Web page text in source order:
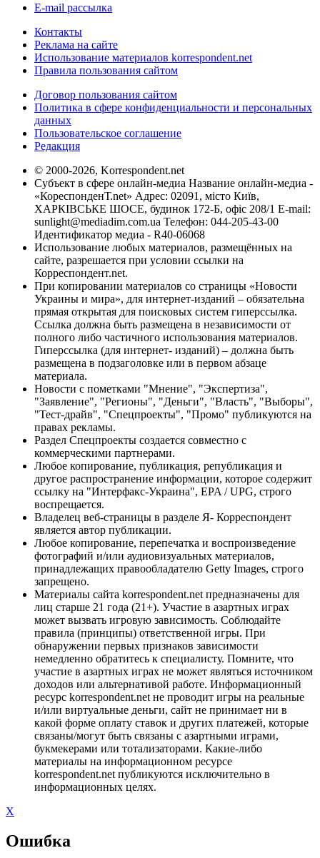
E-mail рассылка
Контакты
Реклама на сайте
Использование материалов korrespondent.net
Правила пользования сайтом
Договор пользования сайтом
Политика в сфере конфиденциальности и персональных
данных
Пользовательское соглашение
Редакция
© 2000-2026, Korrespondent.net
Субъект в сфере онлайн-медиа Название онлайн-медиа -
«КореспонденТ.net» Адрес: 02091, місто Київ,
ХАРКІВСЬКЕ ШОСЕ, будинок 172-Б, офіс 208/1 E-mail:
sunlight@mediadim.com.ua Телефон: 044-205-43-00
Идентификатор медиа - R40-06068
Использование любых материалов, размещённых на
сайте, разрешается при условии ссылки на
Корреспондент.net.
При копировании материалов со страницы «Новости
Украины и мира», для интернет-изданий – обязательна
прямая открытая для поисковых систем гиперссылка.
Ссылка должна быть размещена в независимости от
полного либо частичного использования материалов.
Гиперссылка (для интернет- изданий) – должна быть
размещена в подзаголовке или в первом абзаце
материала.
Новости с пометками "Мнение", "Экспертиза",
"Заявление", "Регионы", "Деньги", "Власть", "Выборы",
"Тест-драйв", "Спецпроекты", "Промо" публикуются на
правах рекламы.
Раздел Спецпроекты создается совместно с
коммерческими партнерами.
Любое копирование, публикация, републикация и
другое распространение информации, которое содержит
ссылку на "Интерфакс-Украина", EPA / UPG, строго
воспрещается.
Владелец веб-страницы в разделе Я- Корреспондент
является автор публикации.
Любое копирование, перепечатка и воспроизведение
фотографий и/или аудиовизуальных материалов,
принадлежащих правообладателю Getty Images, строго
запрещено.
Материалы сайта korrespondent.net предназначены для
лиц старше 21 года (21+). Участие в азартных играх
может вызвать игровую зависимость. Соблюдайте
правила (принципы) ответственной игры. При
обнаружении первых признаков зависимости
немедленно обратитесь к специалисту. Помните, что
участие в азартных играх не может являться источником
доходов или альтернативой работе. Информационный
ресурс korrespondent.net не проводит игры на реальные
и/или виртуальные деньги, сайт не принимает ни в
какой форме оплату ставок и других платежей, которые
связаны/могут быть связаны с азартными играми,
букмекерами или тотализаторами. Какие-либо
материалы на информационном ресурсе
korrespondent.net публикуются исключительно в
информационных целях.
X
Ошибка